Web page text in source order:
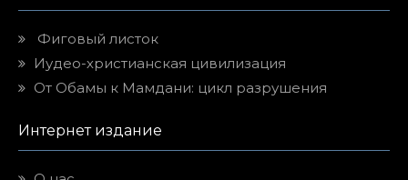
Фиговый листок
Иудео-христианская цивилизация
От Обамы к Мамдани: цикл разрушения
Интернет издание